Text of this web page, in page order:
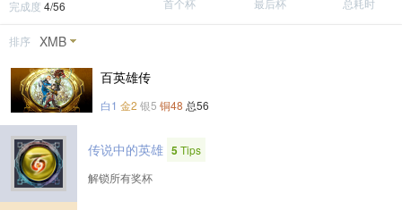
完成度 4/56 首个杯 最后杯 总耗时
排序 XMB
百英雄传
白1 金2 银5 铜48 总56
传说中的英雄 5Tips
解锁所有奖杯